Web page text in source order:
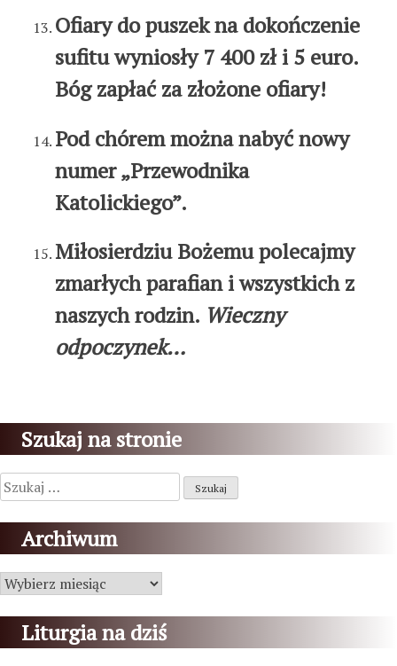
Ofiary do puszek na dokończenie
sufitu wyniosły 7 400 zł i 5 euro.
Bóg zapłać za złożone ofiary!
Pod chórem można nabyć nowy
numer „Przewodnika
Katolickiego”.
Miłosierdziu Bożemu polecajmy
zmarłych parafian i wszystkich z
naszych rodzin. Wieczny
odpoczynek…
Szukaj na stronie
Szukaj:
Archiwum
Archiwum
Liturgia na dziś